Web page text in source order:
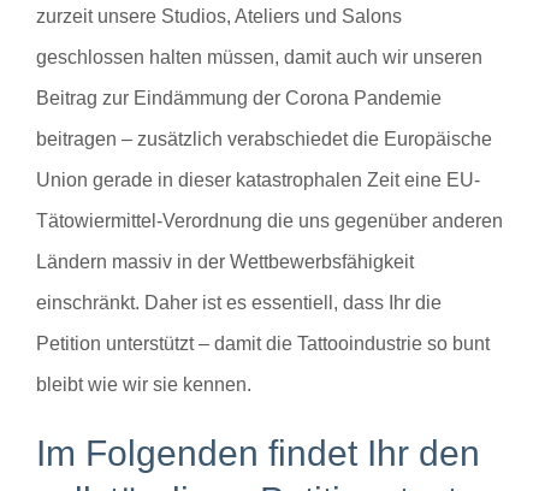
zurzeit unsere Studios, Ateliers und Salons
geschlossen halten müssen, damit auch wir unseren
Beitrag zur Eindämmung der Corona Pandemie
beitragen – zusätzlich verabschiedet die Europäische
Union gerade in dieser katastrophalen Zeit eine EU-
Tätowiermittel-Verordnung die uns gegenüber anderen
Ländern massiv in der Wettbewerbsfähigkeit
einschränkt. Daher ist es essentiell, dass Ihr die
Petition unterstützt – damit die Tattooindustrie so bunt
bleibt wie wir sie kennen.
Im Folgenden findet Ihr den